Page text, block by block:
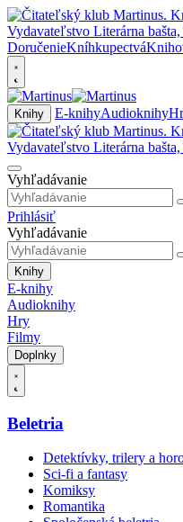
DoručenieKníhkupectvá
Knihy E-knihyAudioknihy
Vyhľadávanie
Prihlásiť
Vyhľadávanie
Knihy
E-knihy
Audioknihy
Hry
Filmy
Doplnky
Beletria
Detektívky, trilery a
Sci-fi a fantasy
Komiksy
Romantika